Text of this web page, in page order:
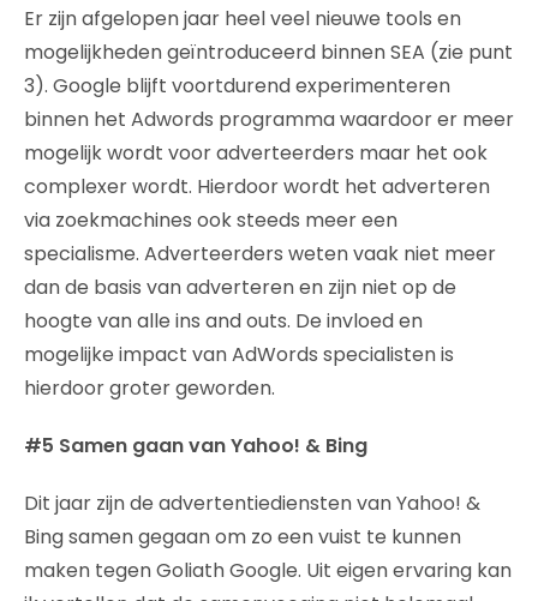
Er zijn afgelopen jaar heel veel nieuwe tools en
mogelijkheden geïntroduceerd binnen SEA (zie punt
3). Google blijft voortdurend experimenteren
binnen het Adwords programma waardoor er meer
mogelijk wordt voor adverteerders maar het ook
complexer wordt. Hierdoor wordt het adverteren
via zoekmachines ook steeds meer een
specialisme. Adverteerders weten vaak niet meer
dan de basis van adverteren en zijn niet op de
hoogte van alle ins and outs. De invloed en
mogelijke impact van AdWords specialisten is
hierdoor groter geworden.
#5 Samen gaan van Yahoo! & Bing
Dit jaar zijn de advertentiediensten van Yahoo! &
Bing samen gegaan om zo een vuist te kunnen
maken tegen Goliath Google. Uit eigen ervaring kan